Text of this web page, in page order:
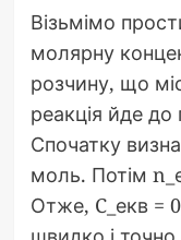
Візьмімо
молярну
розчину, що
реакція йде до
Спочатку
моль. Потім
Отже, C_екв =